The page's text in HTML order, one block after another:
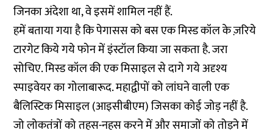
जिनका अंदेशा था, वे इसमें शामिल नहीं हैं.
हमें बताया गया है कि पेगासस को बस एक मिस्ड कॉल के ज़रिये
टारगेट किये गये फोन में इंस्टॉल किया जा सकता है. जरा
सोचिए. मिस्ड कॉल की एक मिसाइल से दागे गये अदृश्य
स्पाइवेयर का गोलाबारूद. महाद्वीपों को लांघने वाली एक
बैलिस्टिक मिसाइल (आइसीबीएम) जिसका कोई जोड़ नहीं है.
जो लोकतंत्रों को तहस-नहस करने में और समाजों को तोड़ने में